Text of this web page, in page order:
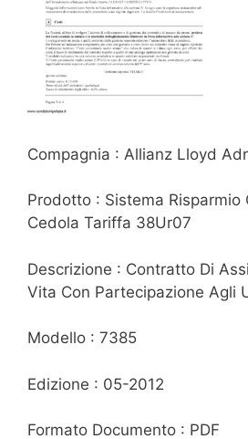
Compagnia : Allianz Lloyd
Prodotto : Sistema Risparmio
Cedola Tariffa 38Ur07
Descrizione : Contratto Di
Vita Con Partecipazione Agli
Modello : 7385
Edizione : 05-2012
Formato Documento : PDF